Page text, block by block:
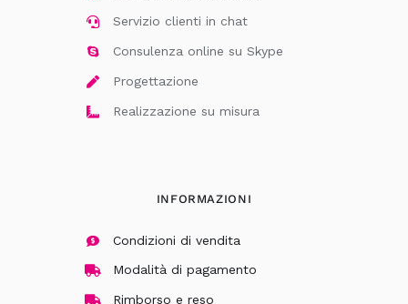
Servizio clienti in chat
Consulenza online su Skype
Progettazione
Realizzazione su misura
INFORMAZIONI
Condizioni di vendita
Modalità di pagamento
Rimborso e reso